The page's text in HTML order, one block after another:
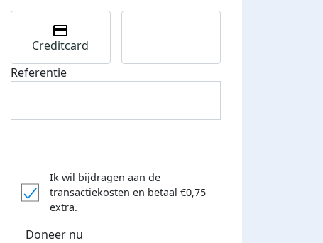
Donateurs bedankt
Creditcard
Referentie
Ik wil bijdragen aan de
transactiekosten en betaal €0,75
extra.
Doneer nu